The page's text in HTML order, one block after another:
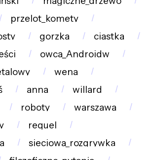
przelot_komety
gorzka
ciastka
owca_Androidw
wena
anna
willard
roboty
warszawa
requel
sieciowa_rozgrywka